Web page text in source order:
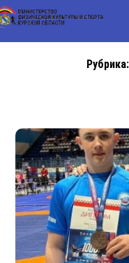
Рубрика: